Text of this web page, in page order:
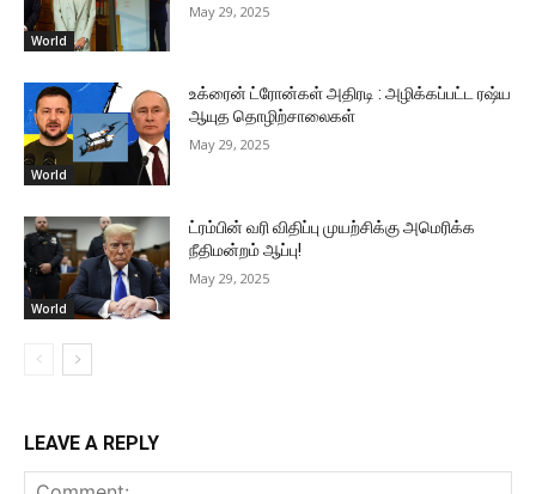
World
May 29, 2025
World
உக்ரைன் ட்ரோன்கள் அதிரடி : அழிக்கப்பட்ட ரஷ்ய
ஆயுத தொழிற்சாலைகள்
May 29, 2025
World
ட்ரம்பின் வரி விதிப்பு முயற்சிக்கு அமெரிக்க
நீதிமன்றம் ஆப்பு!
May 29, 2025
LEAVE A REPLY